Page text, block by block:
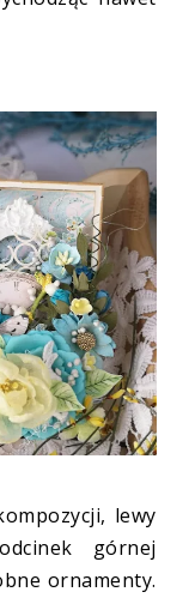
lewy
górnej
ornamenty.